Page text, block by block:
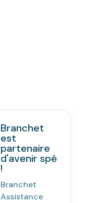
Branchet
est
partenaire
d'avenir spé
!
Branchet
Assistance